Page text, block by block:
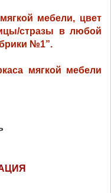
мебели, цвет
стразы в любой
№1”.
мягкой мебели